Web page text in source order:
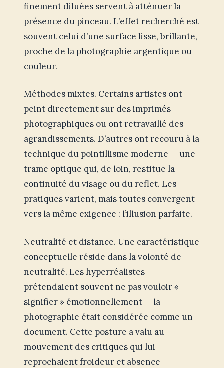
finement diluées servent à atténuer la
présence du pinceau. L’effet recherché est
souvent celui d’une surface lisse, brillante,
proche de la photographie argentique ou
couleur.
Méthodes mixtes. Certains artistes ont
peint directement sur des imprimés
photographiques ou ont retravaillé des
agrandissements. D’autres ont recouru à la
technique du pointillisme moderne — une
trame optique qui, de loin, restitue la
continuité du visage ou du reflet. Les
pratiques varient, mais toutes convergent
vers la même exigence : l’illusion parfaite.
Neutralité et distance. Une caractéristique
conceptuelle réside dans la volonté de
neutralité. Les hyperréalistes
prétendaient souvent ne pas vouloir «
signifier » émotionnellement — la
photographie était considérée comme un
document. Cette posture a valu au
mouvement des critiques qui lui
reprochaient froideur et absence